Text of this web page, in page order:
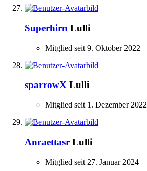
Superhirn Lulli
Mitglied seit 9. Oktober 2022
sparrowX Lulli
Mitglied seit 1. Dezember 2022
Anraettasr Lulli
Mitglied seit 27. Januar 2024